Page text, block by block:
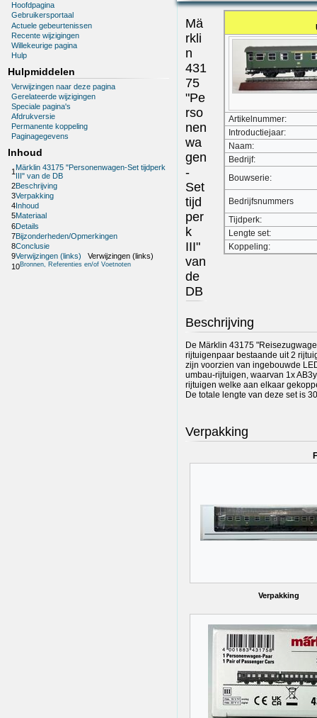
Hoofdpagina
Gebruikersportaal
Actuele gebeurtenissen
Recente wijzigingen
Willekeurige pagina
Hulp
Hulpmiddelen
Verwijzingen naar deze pagina
Gerelateerde wijzigingen
Speciale pagina's
Afdrukversie
Permanente koppeling
Paginagegevens
Inhoud
1 Märklin 43175 "Personenwagen-Set tijdperk
III" van de DB
2Beschrijving
3Verpakking
4 Inhoud
5Materiaal
6Details
7Bijzonderheden/Opmerkingen
8Conclusie
9Verwijzingen (links)
Verwijzingen (links)
10Bronnen, Referenties en/of Voetnoten
Artikelnummer:
Introductiejaar:
Naam:
Bedrijf:
Bouwserie:
Bedrijfsnummers
Tijdperk:
Lengte set:
Koppeling:
Mä
rkli
n
431
75
"Pe
rso
nen
wa
gen
-
Set
tijd
per
k
III"
van
de
DB
Beschrijving
De Märklin 43175
rijtuigenpaar bestaande uit 2
zijn voorzien van ingebouwde
umbau-rijtuigen, waarvan 1x
rijtuigen welke aan elkaar
De totale lengte van deze set is
Verpakking
Verpakking